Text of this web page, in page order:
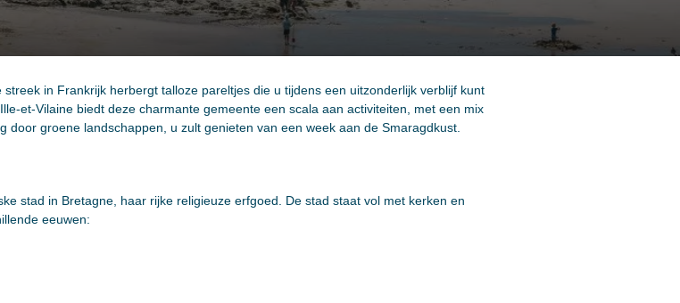
in Frankrijk herbergt talloze pareltjes die u tijdens een uitzonderlijk verblijf kunt
et-Vilaine biedt deze charmante gemeente een scala aan activiteiten, met een mix
groene landschappen, u zult genieten van een week aan de Smaragdkust.
stad in Bretagne, haar rijke religieuze erfgoed. De stad staat vol met kerken en
eeuwen: